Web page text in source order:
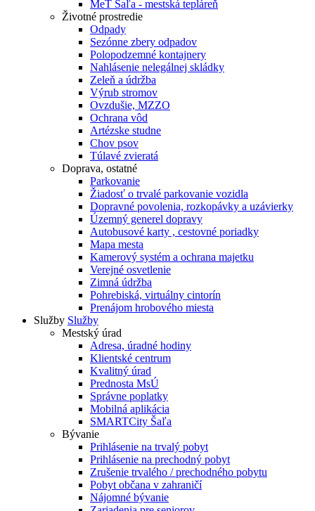
MeT Šaľa - mestská tepláreň
Životné prostredie
Odpady
Sezónne zbery odpadov
Polopodzemné kontajnery
Nahlásenie nelegálnej skládky
Zeleň a údržba
Výrub stromov
Ovzdušie, MZZO
Ochrana vôd
Artézske studne
Chov psov
Túlavé zvieratá
Doprava, ostatné
Parkovanie
Žiadosť o trvalé parkovanie vozidla
Dopravné povolenia, rozkopávky a uzávierky
Územný generel dopravy
Autobusové karty , cestovné poriadky
Mapa mesta
Kamerový systém a ochrana majetku
Verejné osvetlenie
Zimná údržba
Pohrebiská, virtuálny cintorín
Prenájom hrobového miesta
Služby Služby
Mestský úrad
Adresa, úradné hodiny
Klientské centrum
Kvalitný úrad
Prednosta MsÚ
Správne poplatky
Mobilná aplikácia
SMARTCity Šaľa
Bývanie
Prihlásenie na trvalý pobyt
Prihlásenie na prechodný pobyt
Zrušenie trvalého / prechodného pobytu
Pobyt občana v zahraničí
Nájomné bývanie